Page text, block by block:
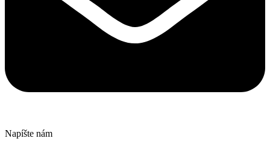
Napíšte nám